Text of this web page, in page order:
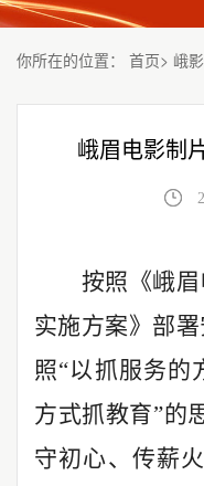
你所在的位置： 首页> 峨
按照《峨
实施方案》部
照“以抓服务的
方式抓教育”的
守初心、传薪